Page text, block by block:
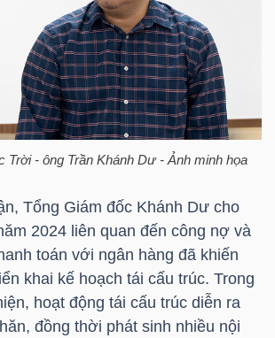
Trời - ông Trần Khánh Dư- Ảnh minh họa
Tổng Giám đốc Khánh Dư cho
2024 liên quan đến công nợ và
toán với ngân hàng đã khiến
khai kế hoạch tái cấu trúc. Trong
hoạt động tái cấu trúc diễn ra
đồng thời phát sinh nhiều nội